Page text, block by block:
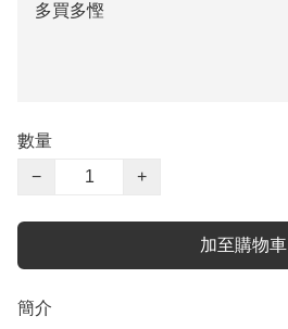
多買多慳
數量
−
+
加至購物車
簡介